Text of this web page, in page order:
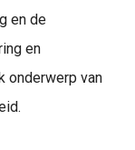
en de
en
onderwerp van